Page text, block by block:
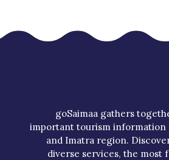
goSaimaa gathers
important tourism information
and Imatra region.
diverse services, the most